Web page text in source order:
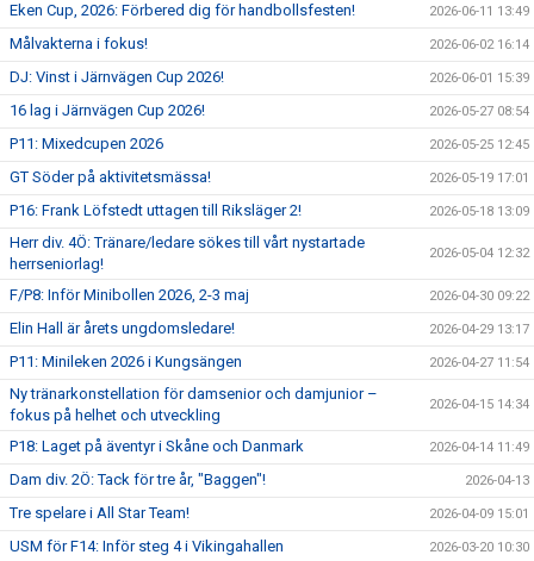
Eken Cup, 2026: Förbered dig för handbollsfesten! 2026-06-11 13:49
Målvakterna i fokus! 2026-06-02 16:14
DJ: Vinst i Järnvägen Cup 2026! 2026-06-01 15:39
16 lag i Järnvägen Cup 2026! 2026-05-27 08:54
P11: Mixedcupen 2026 2026-05-25 12:45
GT Söder på aktivitetsmässa! 2026-05-19 17:01
P16: Frank Löfstedt uttagen till Riksläger 2! 2026-05-18 13:09
Herr div. 4Ö: Tränare/ledare sökes till vårt nystartade
herrseniorlag!
2026-05-04 12:32
F/P8: Inför Minibollen 2026, 2-3 maj 2026-04-30 09:22
Elin Hall är årets ungdomsledare! 2026-04-29 13:17
P11: Minileken 2026 i Kungsängen 2026-04-27 11:54
Ny tränarkonstellation för damsenior och damjunior –
fokus på helhet och utveckling
2026-04-15 14:34
P18: Laget på äventyr i Skåne och Danmark 2026-04-14 11:49
Dam div. 2Ö: Tack för tre år, "Baggen"! 2026-04-13
Tre spelare i All Star Team! 2026-04-09 15:01
USM för F14: Inför steg 4 i Vikingahallen 2026-03-20 10:30